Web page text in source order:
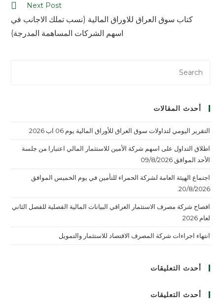
Next Post
كتاب سوق العراق للاوراق المالية (نسب تملك الاجانب في
اسهم الشركات المساهمة المدرجة)
أحدث المقالات
التقرير اليومي لتداولات سوق العراق للأوراق المالية يوم 06 اب 2026
اطلاق التداول على اسهم شركة الأمين للاستثمار المالي اعتبارا من جلسة
الأحد الموافق 09/8/2026
اجتماع الهيئة العامة لشركة الحمراء للتأمين في يوم الخميس الموافق
20/8/2026.
افصاح شركة مصرف الاستثمار العراقي البيانات المالية الفصلية للفصل الثاني
لعام 2026
انتهاء اجراءات شركة المصرف الاقتصاد للاستثمار والتمويل
أحدث التعليقات
أحدث التعليقات